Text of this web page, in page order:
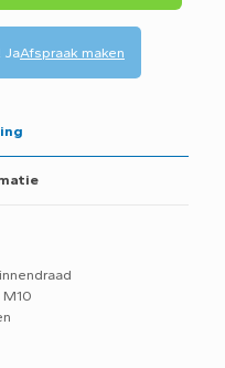
JaAfspraak maken
M10